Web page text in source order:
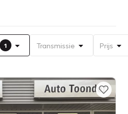
1 Transmissie Prijs